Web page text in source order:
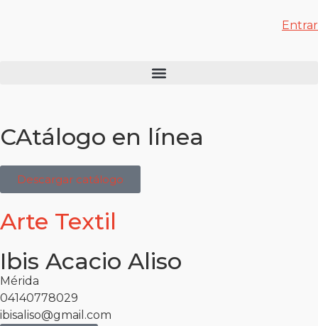
Entrar
CAtálogo en línea
Descargar catálogo
Arte Textil
Ibis Acacio Aliso
Mérida
04140778029
ibisaliso@gmail.com